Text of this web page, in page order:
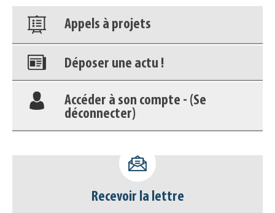
Appels à projets
Déposer une actu !
Accéder à son compte - (Se
déconnecter)
Nos veilles Scoop.it
Recevoir la lettre